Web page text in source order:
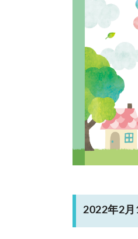
2022年2月